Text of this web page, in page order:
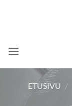
ETUSIVU /